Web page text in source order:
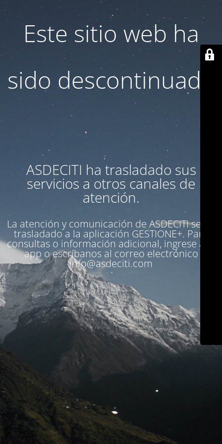
Este sitio web ha
sido descontinuado
ASDECITI ha trasladado sus
servicios a otros canales de
atención.
La atención y comunicación de ASDECITI se ha
trasladado a la aplicación GESTIONE+. Para
consultas o información adicional, ingrese a la
app o escríbanos al correo electrónico
info@asdeciti.com